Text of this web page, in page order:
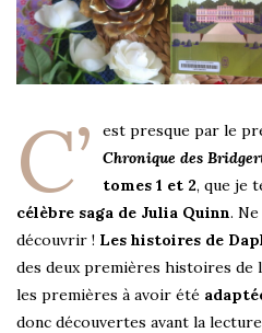
C’ est presque par le
Chronique des
tomes 1 et 2, que je
célèbre saga de Julia Quinn.
découvrir ! Les histoires de
des deux premières histoires
les premières à avoir été
donc découvertes avant la